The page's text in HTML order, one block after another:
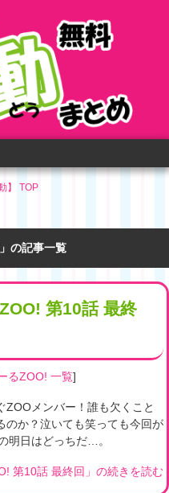
】 TOP
の記事一覧
第10話 最終
るZOO! 一覧]
ZOOメンバー！誰も欠くこと
のか？泣いても笑っても今回が
明日はどっちだ…。
第10話 最終回」の続きを読む